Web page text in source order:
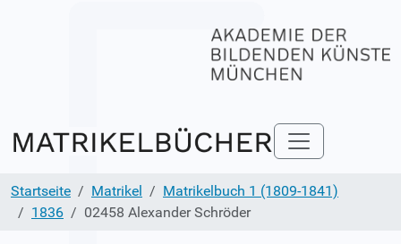
Startseite Matrikel
Matrikelbuch 1 (1809-1841)
1836
02458 Alexander Schröder